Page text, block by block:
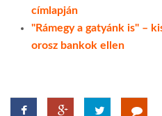
címlapján
"Rámegy a gatyánk is" –
orosz bankok ellen